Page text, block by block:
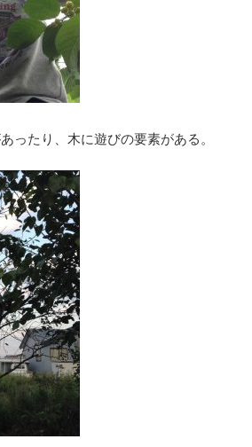
ったり、木に遊びの要素がある。